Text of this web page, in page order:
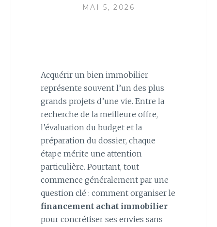
MAI 5, 2026
Acquérir un bien immobilier
représente souvent l’un des plus
grands projets d’une vie. Entre la
recherche de la meilleure offre,
l’évaluation du budget et la
préparation du dossier, chaque
étape mérite une attention
particulière. Pourtant, tout
commence généralement par une
question clé : comment organiser le
financement achat immobilier
pour concrétiser ses envies sans